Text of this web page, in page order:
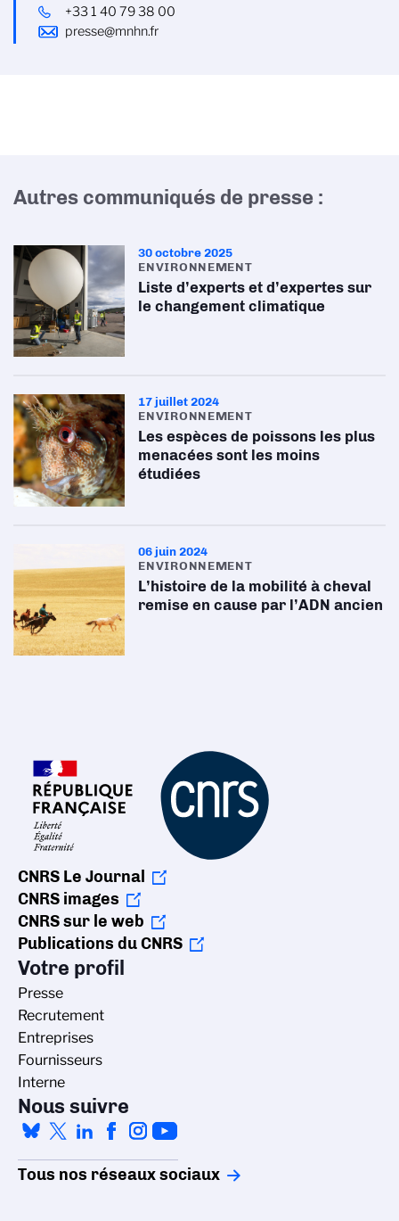
+33 1 40 79 38 00
presse@mnhn.fr
Autres communiqués de presse :
30 octobre 2025
ENVIRONNEMENT
Liste d’experts et d’expertes sur
le changement climatique
17 juillet 2024
ENVIRONNEMENT
Les espèces de poissons les plus
menacées sont les moins
étudiées
06 juin 2024
ENVIRONNEMENT
L’histoire de la mobilité à cheval
remise en cause par l’ADN ancien
CNRS Le Journal
CNRS images
CNRS sur le web
Publications du CNRS
Votre profil
Presse
Recrutement
Entreprises
Fournisseurs
Interne
Nous suivre
Tous nos réseaux sociaux